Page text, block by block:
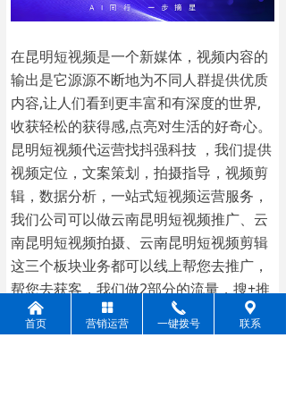
在昆明短视频是一个新媒体，视频内容的
输出是它源源不断地为不同人群提供优质
内容,让人们看到更丰富和有深度的世界,
收获轻松的获得感,点亮对生活的好奇心。
昆明短视频代运营找抖强科技 ，我们提供
视频定位，文案策划，拍摄指导，视频剪
辑，数据分析，一站式短视频运营服务，
我们公司可以做云南昆明短视频推广、云
南昆明短视频拍摄、云南昆明短视频剪辑
这三个板块业务都可以线上帮您去推广，
帮您去获客，我们做2部分的流量，搜+推
的模式帮您去推广，无论您是在昆明本地
制造业、生产业，建材业都可以找到我
낀
首页
넒
营销运营
끅
一键拨号
끇
联系